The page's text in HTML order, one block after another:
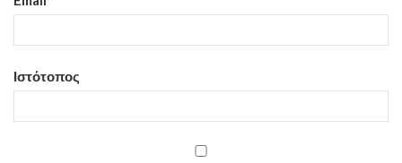
Ιστότοπος